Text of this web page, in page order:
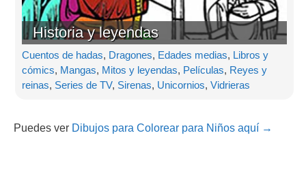
Historia y leyendas
Cuentos de hadas, Dragones, Edades medias, Libros y
cómics, Mangas, Mitos y leyendas, Películas, Reyes y
reinas, Series de TV, Sirenas, Unicornios, Vidrieras
Puedes ver Dibujos para Colorear para Niños aquí →